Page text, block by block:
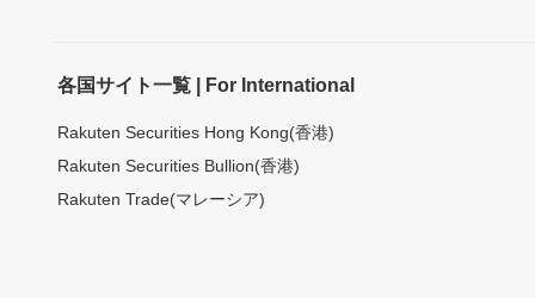
各国サイト一覧 | For International
Rakuten Securities Hong Kong(香港)
Rakuten Securities Bullion(香港)
Rakuten Trade(マレーシア)